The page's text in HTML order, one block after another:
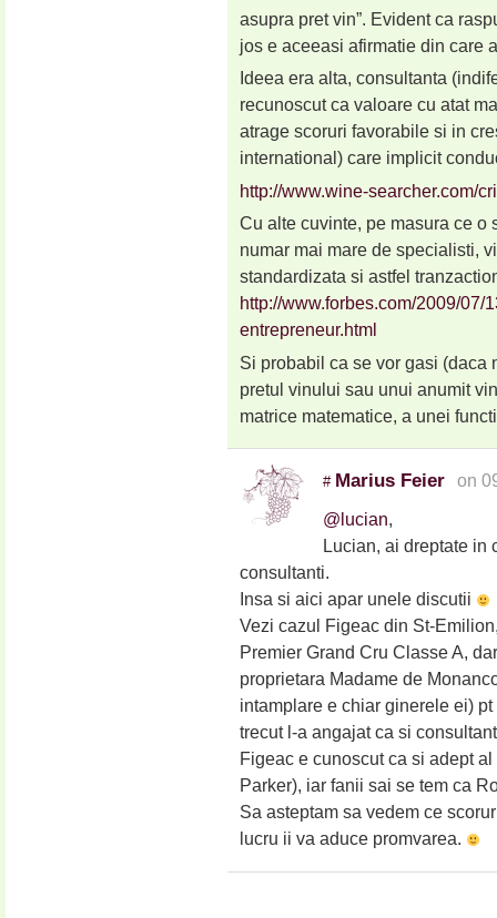
asupra pret vin”. Evident ca
jos e aceeasi afirmatie din care
Ideea era alta, consultanta
recunoscut ca valoare cu atat
atrage scoruri favorabile si in
international) care implicit
http://www.wine-searcher.com/
Cu alte cuvinte, pe masura ce o
numar mai mare de specialisti,
standardizata si astfel
http://www.forbes.com/2009/07/
entrepreneur.html
Si probabil ca se vor gasi (daca
pretul vinului sau unui anumit
matrice matematice, a unei
# Marius Feier on
@lucian,
Lucian, ai dreptate in
consultanti.
Insa si aici apar unele discutii
Vezi cazul Figeac din St-
Premier Grand Cru Classe A,
proprietara Madame de
intamplare e chiar ginerele ei)
trecut l-a angajat ca si
Figeac e cunoscut ca si adept
Parker), iar fanii sai se tem ca
Sa asteptam sa vedem ce
lucru ii va aduce promvarea.